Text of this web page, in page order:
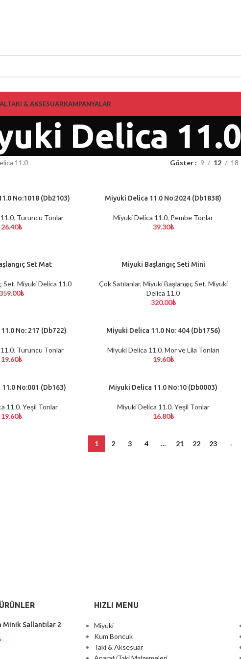
TAKI & AKSESUARKAMPANYALAR
Delica 11.0
11.0 Göster 9 12 18
No:1018 (Db2103)
, Turuncu Tonlar
26.40₺
SEPETE EKLE
Miyuki Delica 11.0 No:2024 (Db1838)
Miyuki Delica 11.0, Pembe Tonlar
39.30₺
Set Mat
Set, Miyuki Delica 11.0
₺
SEPETE EKLEMiyuki Başlangıç Seti Mini
Çok Satılanlar, Miyuki Başlangıç Set, Miyuki
Delica 11.0
320.00₺
No: 217 (Db722)
, Turuncu Tonlar
19.60₺
SEPETE EKLE
Miyuki Delica 11.0 No: 404 (Db1756)
Miyuki Delica 11.0, Mor ve Lila Tonları
19.60₺
No:001 (Db163)
11.0,Yeşil Tonlar
19.60₺
SEPETE EKLE
Miyuki Delica 11.0 No:10 (Db0003)
Miyuki Delica 11.0, Yeşil Tonlar
16.80₺
1 2 3 4 … 21 22 23 →
Minik Sallantılar 2
HIZLI MENU
Miyuki
Kum Boncuk
Taki & Aksesuar